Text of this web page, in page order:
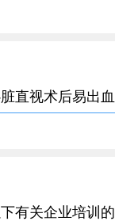
直视术后易出
有关企业培训